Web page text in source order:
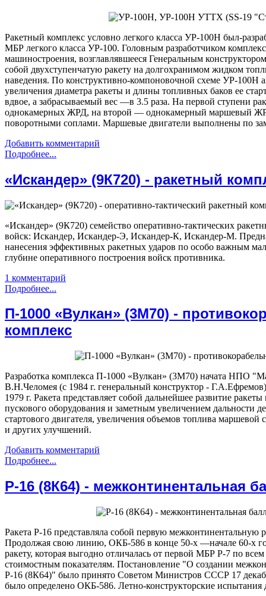
Ракетный комплекс условно легкого класса УР-100Н был-
МБР легкого класса УР-100. Головным разработчиком
машиностроения, возглавлявшееся Генеральным
собой двухступенчатую ракету на долгохранимом жидком
наведения. По конструктивно-компоновочной схеме УР-100Н
увеличения диаметра ракеты и длины топливных баков ее
вдвое, а забрасываемый вес —в 3.5 раза. На первой ступени
однокамерных ЖРД, на второй — однокамерный маршевый
поворотными соплами. Маршевые двигатели выполнены по
Добавить комментарий
Подробнее...
«Искандер» (9К720) - ракетный
«Искандер» (9К720) семейство оперативно-тактических
войск: Искандер, Искандер-Э, Искандер-К, Искандер-М.
нанесения эффективных ракетных ударов по особо важным
глубине оперативного построения войск противника.
1 комментарий
Подробнее...
П-1000 «Вулкан» (3М70) -
комплекс
Разработка комплекса П-1000 «Вулкан» (3М70) начата НПО
В.Н.Челомея (с 1984 г. генеральный конструктор -
1979 г. Ракета представляет собой дальнейшее развитие
пускового оборудования и заметным увеличением дальности
стартового двигателя, увеличения объемов топлива
и других улучшений.
Добавить комментарий
Подробнее...
Р-16 (8К64) - межконтинентальная
Ракета Р-16 представляла собой первую
Продолжая свою линию, ОКБ-586 в конце 50-х —начале 60-х
ракету, которая выгодно отличалась от первой МБР Р-7 по
стоимостным показателям. Постановление "О создании
Р-16 (8К64)" было принято Советом Министров СССР 17
было определено ОКБ-586. Летно-конструкторские